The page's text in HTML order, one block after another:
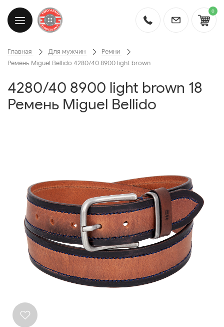
0
Главная Для мужчин
Ремни
Ремень Miguel Bellido 4280/40 8900 light brown
4280/40 8900 light brown 18
Ремень Miguel Bellido